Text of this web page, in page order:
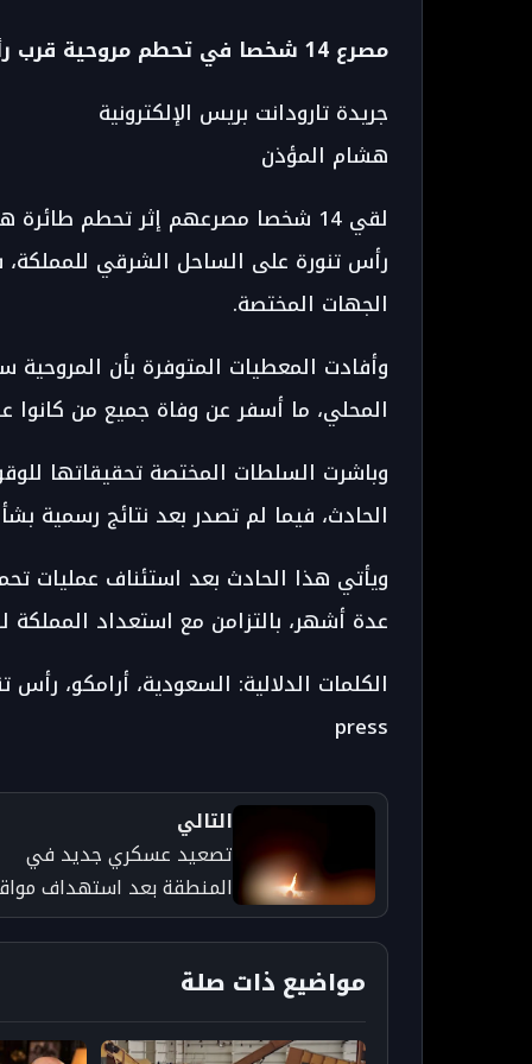
مصرع 14 شخصا في تحطم مروحية قرب رأس تنورة شرق السعودية - taroudant press
جريدة تارودانت بريس الإلكترونية
هشام المؤذن
لقي 14 شخصا مصرعهم إثر تحطم
رأس تنورة على الساحل الشرقي للمملكة،
الجهات المختصة.
وأفادت المعطيات المتوفرة بأن
المحلي، ما أسفر عن وفاة جميع من
وباشرت السلطات المختصة تحقيقاتها
الحادث، فيما لم تصدر بعد نتائج رسمية
ويأتي هذا الحادث بعد استئناف عمليات
عدة أشهر، بالتزامن مع استعداد المملكة
press
التالي
تصعيد عسكري جديد في
المنطقة بعد استهداف
أمريكية بالكويت والبحرين -
taroudant press
مواضيع ذات صلة